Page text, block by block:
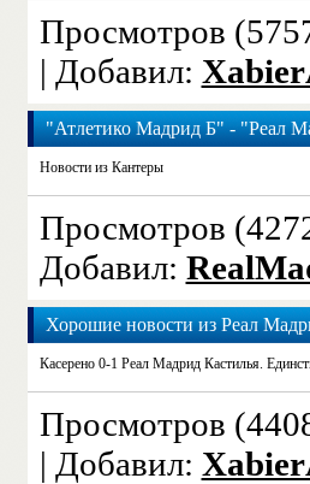
Просмотров
| Добавил:
"Атлетико Мадрид Б" - "Реал
Новости из Кантеры
Просмотров
Добавил:
Хорошие новости из Реал
Касерено 0-1 Реал Мадрид Кастилья.
Просмотров
| Добавил: